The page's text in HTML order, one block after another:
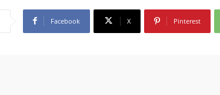
Facebook X Pinterest